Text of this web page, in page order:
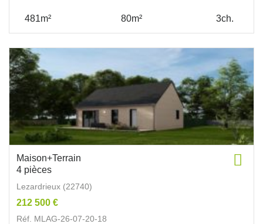
481m² 80m² 3ch.
Maison+Terrain
4 pièces
Lezardrieux (22740)
212 500 €
Réf. MLAG-26-07-20-18